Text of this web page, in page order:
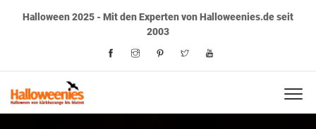
Halloween 2025 - Mit den Experten von Halloweenies.de seit
2003